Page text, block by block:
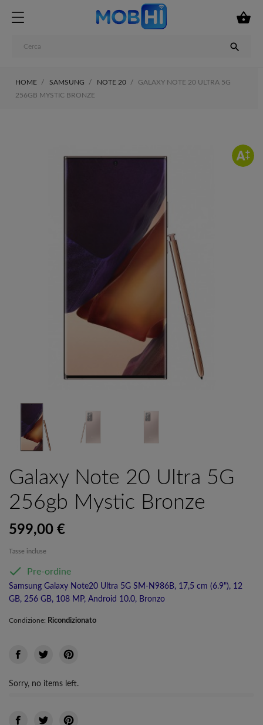


HOME SAMSUNG NOTE 20
GALAXY NOTE 20 ULTRA 5G
256GB MYSTIC BRONZE
Galaxy Note 20 Ultra 5G
256gb Mystic Bronze
599,00 €
Tasse incluse
 Pre-ordine
Samsung Galaxy Note20 Ultra 5G SM-N986B, 17,5 cm (6.9"), 12
GB, 256 GB, 108 MP, Android 10.0, Bronzo
Condizione: Ricondizionato
Sorry, no items left.